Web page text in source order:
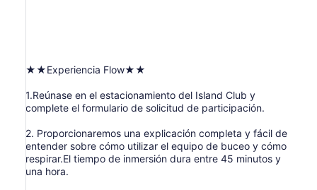
★★Experiencia Flow★★
1.Reúnase en el estacionamiento del Island Club y
complete el formulario de solicitud de participación.
2. Proporcionaremos una explicación completa y fácil de
entender sobre cómo utilizar el equipo de buceo y cómo
respirar.El tiempo de inmersión dura entre 45 minutos y
una hora.